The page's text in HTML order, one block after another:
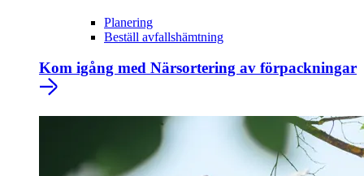
Planering
Beställ avfallshämtning
Kom igång med Närsortering av förpackningar